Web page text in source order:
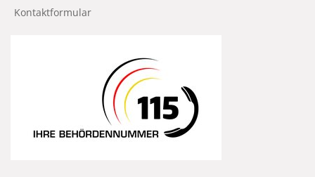
Kontaktformular